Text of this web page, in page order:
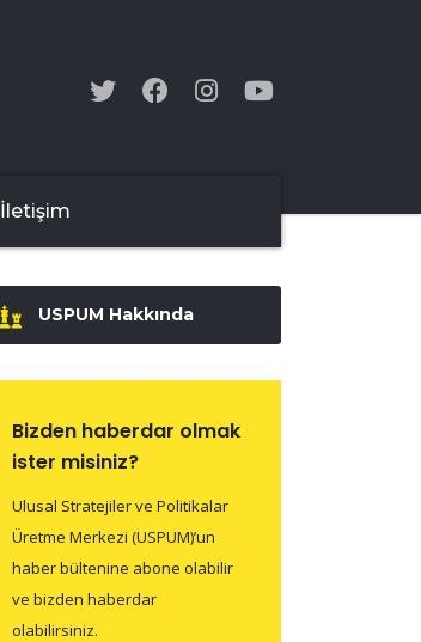
İletişim
USPUM Hakkında
Bizden haberdar olmak
ister misiniz?
Ulusal Stratejiler ve Politikalar
Üretme Merkezi (USPUM)’un
haber bültenine abone olabilir
ve bizden haberdar
olabilirsiniz.